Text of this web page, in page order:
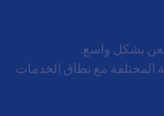
بشكل واسع.
المختلفة مع نطاق الخدمات